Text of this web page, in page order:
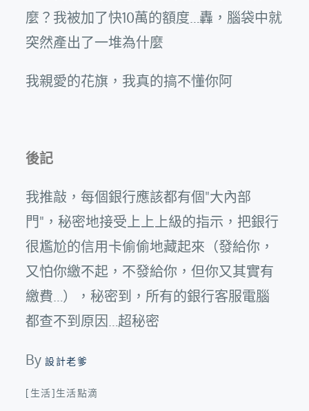
麼？我被加了快10萬的額度…轟，腦袋中就
突然產出了一堆為什麼
我親愛的花旗，我真的搞不懂你阿
後記
我推敲，每個銀行應該都有個"大內部
門"，秘密地接受上上上級的指示，把銀行
很尷尬的信用卡偷偷地藏起來（發給你，
又怕你繳不起，不發給你，但你又其實有
繳費…），秘密到，所有的銀行客服電腦
都查不到原因…超秘密
By設計老爹
[生活]生活點滴